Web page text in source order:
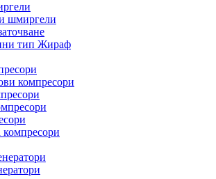
шмиргели
тип Жираф
компресори
компресори